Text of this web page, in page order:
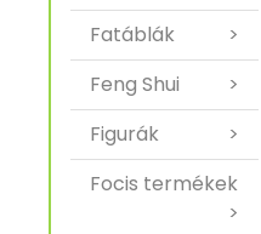
Fatáblák
>
Feng Shui
>
Figurák
>
Focis termékek
>